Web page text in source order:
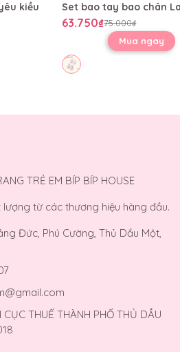
kiều
63.750₫75.000₫
Mua ngay
TRẺ EM BÍP BÍP HOUSE
từ các thương hiệu hàng đầu.
Đức, Phú Cường, Thủ Dầu Một,
THUẾ THÀNH PHỐ THỦ DẦU